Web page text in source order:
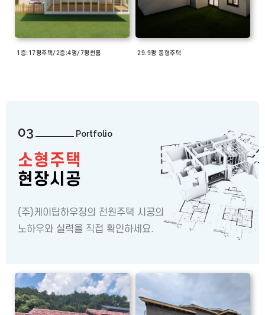
1층:17평주택/2층:4평/7평썬룸 29.9평 중형주택
03 Portfolio
소형주택
현장시공
(주)케이탑하우징의 전원주택 시공의
노하우와 실력을 직접 확인하세요.